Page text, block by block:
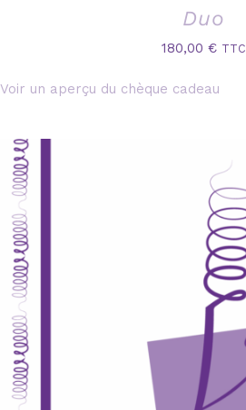
Duo
180,00 € TTC
Voir un aperçu du chèque cadeau